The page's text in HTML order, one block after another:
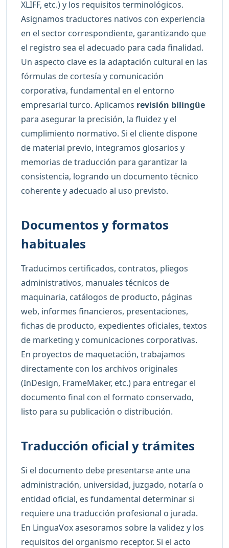
XLIFF, etc.) y los requisitos terminológicos.
Asignamos traductores nativos con experiencia
en el sector correspondiente, garantizando que
el registro sea el adecuado para cada finalidad.
Un aspecto clave es la adaptación cultural en las
fórmulas de cortesía y comunicación
corporativa, fundamental en el entorno
empresarial turco. Aplicamos revisión bilingüe
para asegurar la precisión, la fluidez y el
cumplimiento normativo. Si el cliente dispone
de material previo, integramos glosarios y
memorias de traducción para garantizar la
consistencia, logrando un documento técnico
coherente y adecuado al uso previsto.
Documentos y formatos
habituales
Traducimos certificados, contratos, pliegos
administrativos, manuales técnicos de
maquinaria, catálogos de producto, páginas
web, informes financieros, presentaciones,
fichas de producto, expedientes oficiales, textos
de marketing y comunicaciones corporativas.
En proyectos de maquetación, trabajamos
directamente con los archivos originales
(InDesign, FrameMaker, etc.) para entregar el
documento final con el formato conservado,
listo para su publicación o distribución.
Traducción oficial y trámites
Si el documento debe presentarse ante una
administración, universidad, juzgado, notaría o
entidad oficial, es fundamental determinar si
requiere una traducción profesional o jurada.
En LinguaVox asesoramos sobre la validez y los
requisitos del organismo receptor. Si el acto